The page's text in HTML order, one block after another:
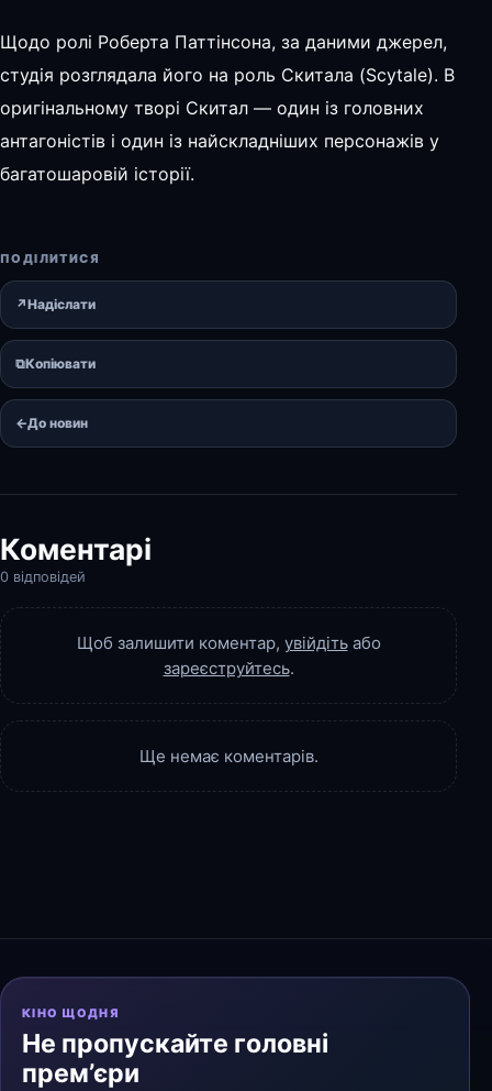
Щодо ролі Роберта Паттінсона, за даними джерел,
студія розглядала його на роль Скитала (Scytale). В
оригінальному творі Скитал — один із головних
антагоністів і один із найскладніших персонажів у
багатошаровій історії.
ПОДІЛИТИСЯ
↗Надіслати
⧉Копіювати
←До новин
Коментарі
0 відповідей
Щоб залишити коментар, увійдітьабо
зареєструйтесь.
Ще немає коментарів.
КІНО ЩОДНЯ
Не пропускайте головні
прем’єри